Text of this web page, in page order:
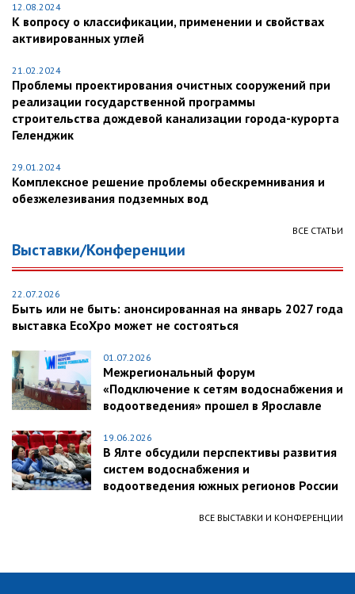
12.08.2024
К вопросу о классификации, применении и свойствах
активированных углей
21.02.2024
Проблемы проектирования очистных сооружений при
реализации государственной программы
строительства дождевой канализации города-курорта
Геленджик
29.01.2024
Комплексное решение проблемы обескремнивания и
обезжелезивания подземных вод
ВСЕ СТАТЬИ
Выставки/Конференции
22.07.2026
Быть или не быть: анонсированная на январь 2027 года
выставка EcoXpo может не состояться
01.07.2026
Межрегиональный форум
«Подключение к сетям водоснабжения и
водоотведения» прошел в Ярославле
19.06.2026
В Ялте обсудили перспективы развития
систем водоснабжения и
водоотведения южных регионов России
ВСЕ ВЫСТАВКИ И КОНФЕРЕНЦИИ